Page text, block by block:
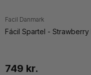
Facil Danmark
Fácil Spartel - Strawberry
749 kr.